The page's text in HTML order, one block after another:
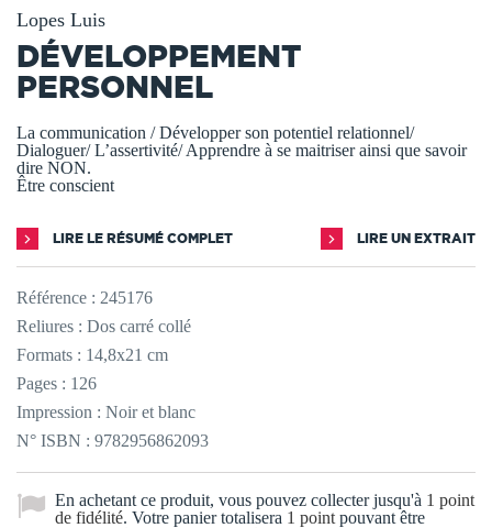
Lopes Luis
DÉVELOPPEMENT
PERSONNEL
La communication / Développer son potentiel relationnel/
Dialoguer/ L’assertivité/ Apprendre à se maitriser ainsi que savoir
dire NON.
Être conscient
LIRE LE RÉSUMÉ COMPLET LIRE UN EXTRAIT
Référence : 245176
Reliures : Dos carré collé
Formats : 14,8x21 cm
Pages : 126
Impression : Noir et blanc
N° ISBN : 9782956862093
En achetant ce produit, vous pouvez collecter jusqu'à 1 point
de fidélité. Votre panier totalisera 1 point pouvant être